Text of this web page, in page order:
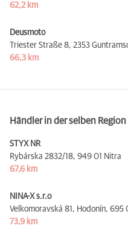
62,2 km
Deusmoto
Triester Straße 8, 2353
66,3 km
Händler in der selben Region
STYX NR
Rybárska 2832/18, 949 01 Nitra
67,6 km
NINA-X s.r.o
Velkomoravská 81, Hodonín, 695
73,9 km